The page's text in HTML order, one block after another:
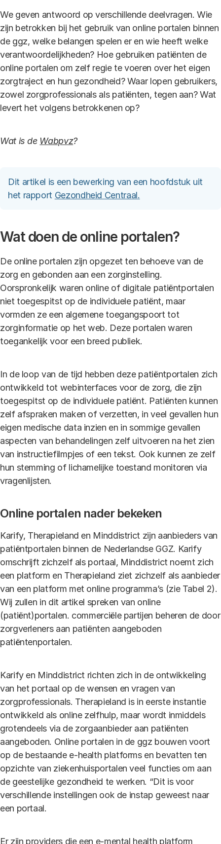
We geven antwoord op verschillende deelvragen. Wie
zijn betrokken bij het gebruik van online portalen binnen
de ggz, welke belangen spelen er en wie heeft welke
verantwoordelijkheden? Hoe gebruiken patiënten de
online portalen om zelf regie te voeren over het eigen
zorgtraject en hun gezondheid? Waar lopen gebruikers,
zowel zorgprofessionals als patiënten, tegen aan? Wat
levert het volgens betrokkenen op?
Wat is de Wabpvz?
Dit artikel is een bewerking van een hoofdstuk uit
het rapport Gezondheid Centraal.
Wat doen de online portalen?
De online portalen zijn opgezet ten behoeve van de
zorg en gebonden aan een zorginstelling.
Oorspronkelijk waren online of digitale patiëntportalen
niet toegespitst op de individuele patiënt, maar
vormden ze een algemene toegangspoort tot
zorginformatie op het web. Deze portalen waren
toegankelijk voor een breed publiek.
In de loop van de tijd hebben deze patiëntportalen zich
ontwikkeld tot webinterfaces voor de zorg, die zijn
toegespitst op de individuele patiënt. Patiënten kunnen
zelf afspraken maken of verzetten, in veel gevallen hun
eigen medische data inzien en in sommige gevallen
aspecten van behandelingen zelf uitvoeren na het zien
van instructiefilmpjes of een tekst. Ook kunnen ze zelf
hun stemming of lichamelijke toestand monitoren via
vragenlijsten.
Online portalen nader bekeken
Karify, Therapieland en Minddistrict zijn aanbieders van
patiëntportalen binnen de Nederlandse GGZ. Karify
omschrijft zichzelf als portaal, Minddistrict noemt zich
een platform en Therapieland ziet zichzelf als aanbieder
van een platform met online programma’s (zie Tabel 2).
Wij zullen in dit artikel spreken van online
(patiënt)portalen. commerciële partijen beheren de door
zorgverleners aan patiënten aangeboden
patiëntenportalen.
Karify en Minddistrict richten zich in de ontwikkeling
van het portaal op de wensen en vragen van
zorgprofessionals. Therapieland is in eerste instantie
ontwikkeld als online zelfhulp, maar wordt inmiddels
grotendeels via de zorgaanbieder aan patiënten
aangeboden. Online portalen in de ggz bouwen voort
op de bestaande e-health platforms en bevatten ten
opzichte van ziekenhuisportalen veel functies om aan
de geestelijke gezondheid te werken. “Dit is voor
verschillende instellingen ook de instap geweest naar
een portaal.
Er zijn providers die een e-mental health platform